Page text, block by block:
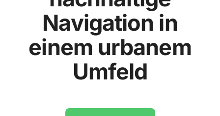
Navigation in
einem urbanem
Umfeld